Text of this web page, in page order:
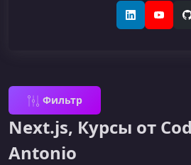
LinkedIn
Фильтр
Next.js, Курсы от
Antonio